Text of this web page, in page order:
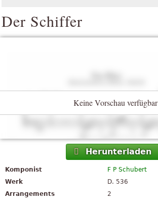
Der Schiffer
Keine Vorschau verfügbar
Herunterladen
Komponist
F P Schubert
Werk
D. 536
Arrangements
2